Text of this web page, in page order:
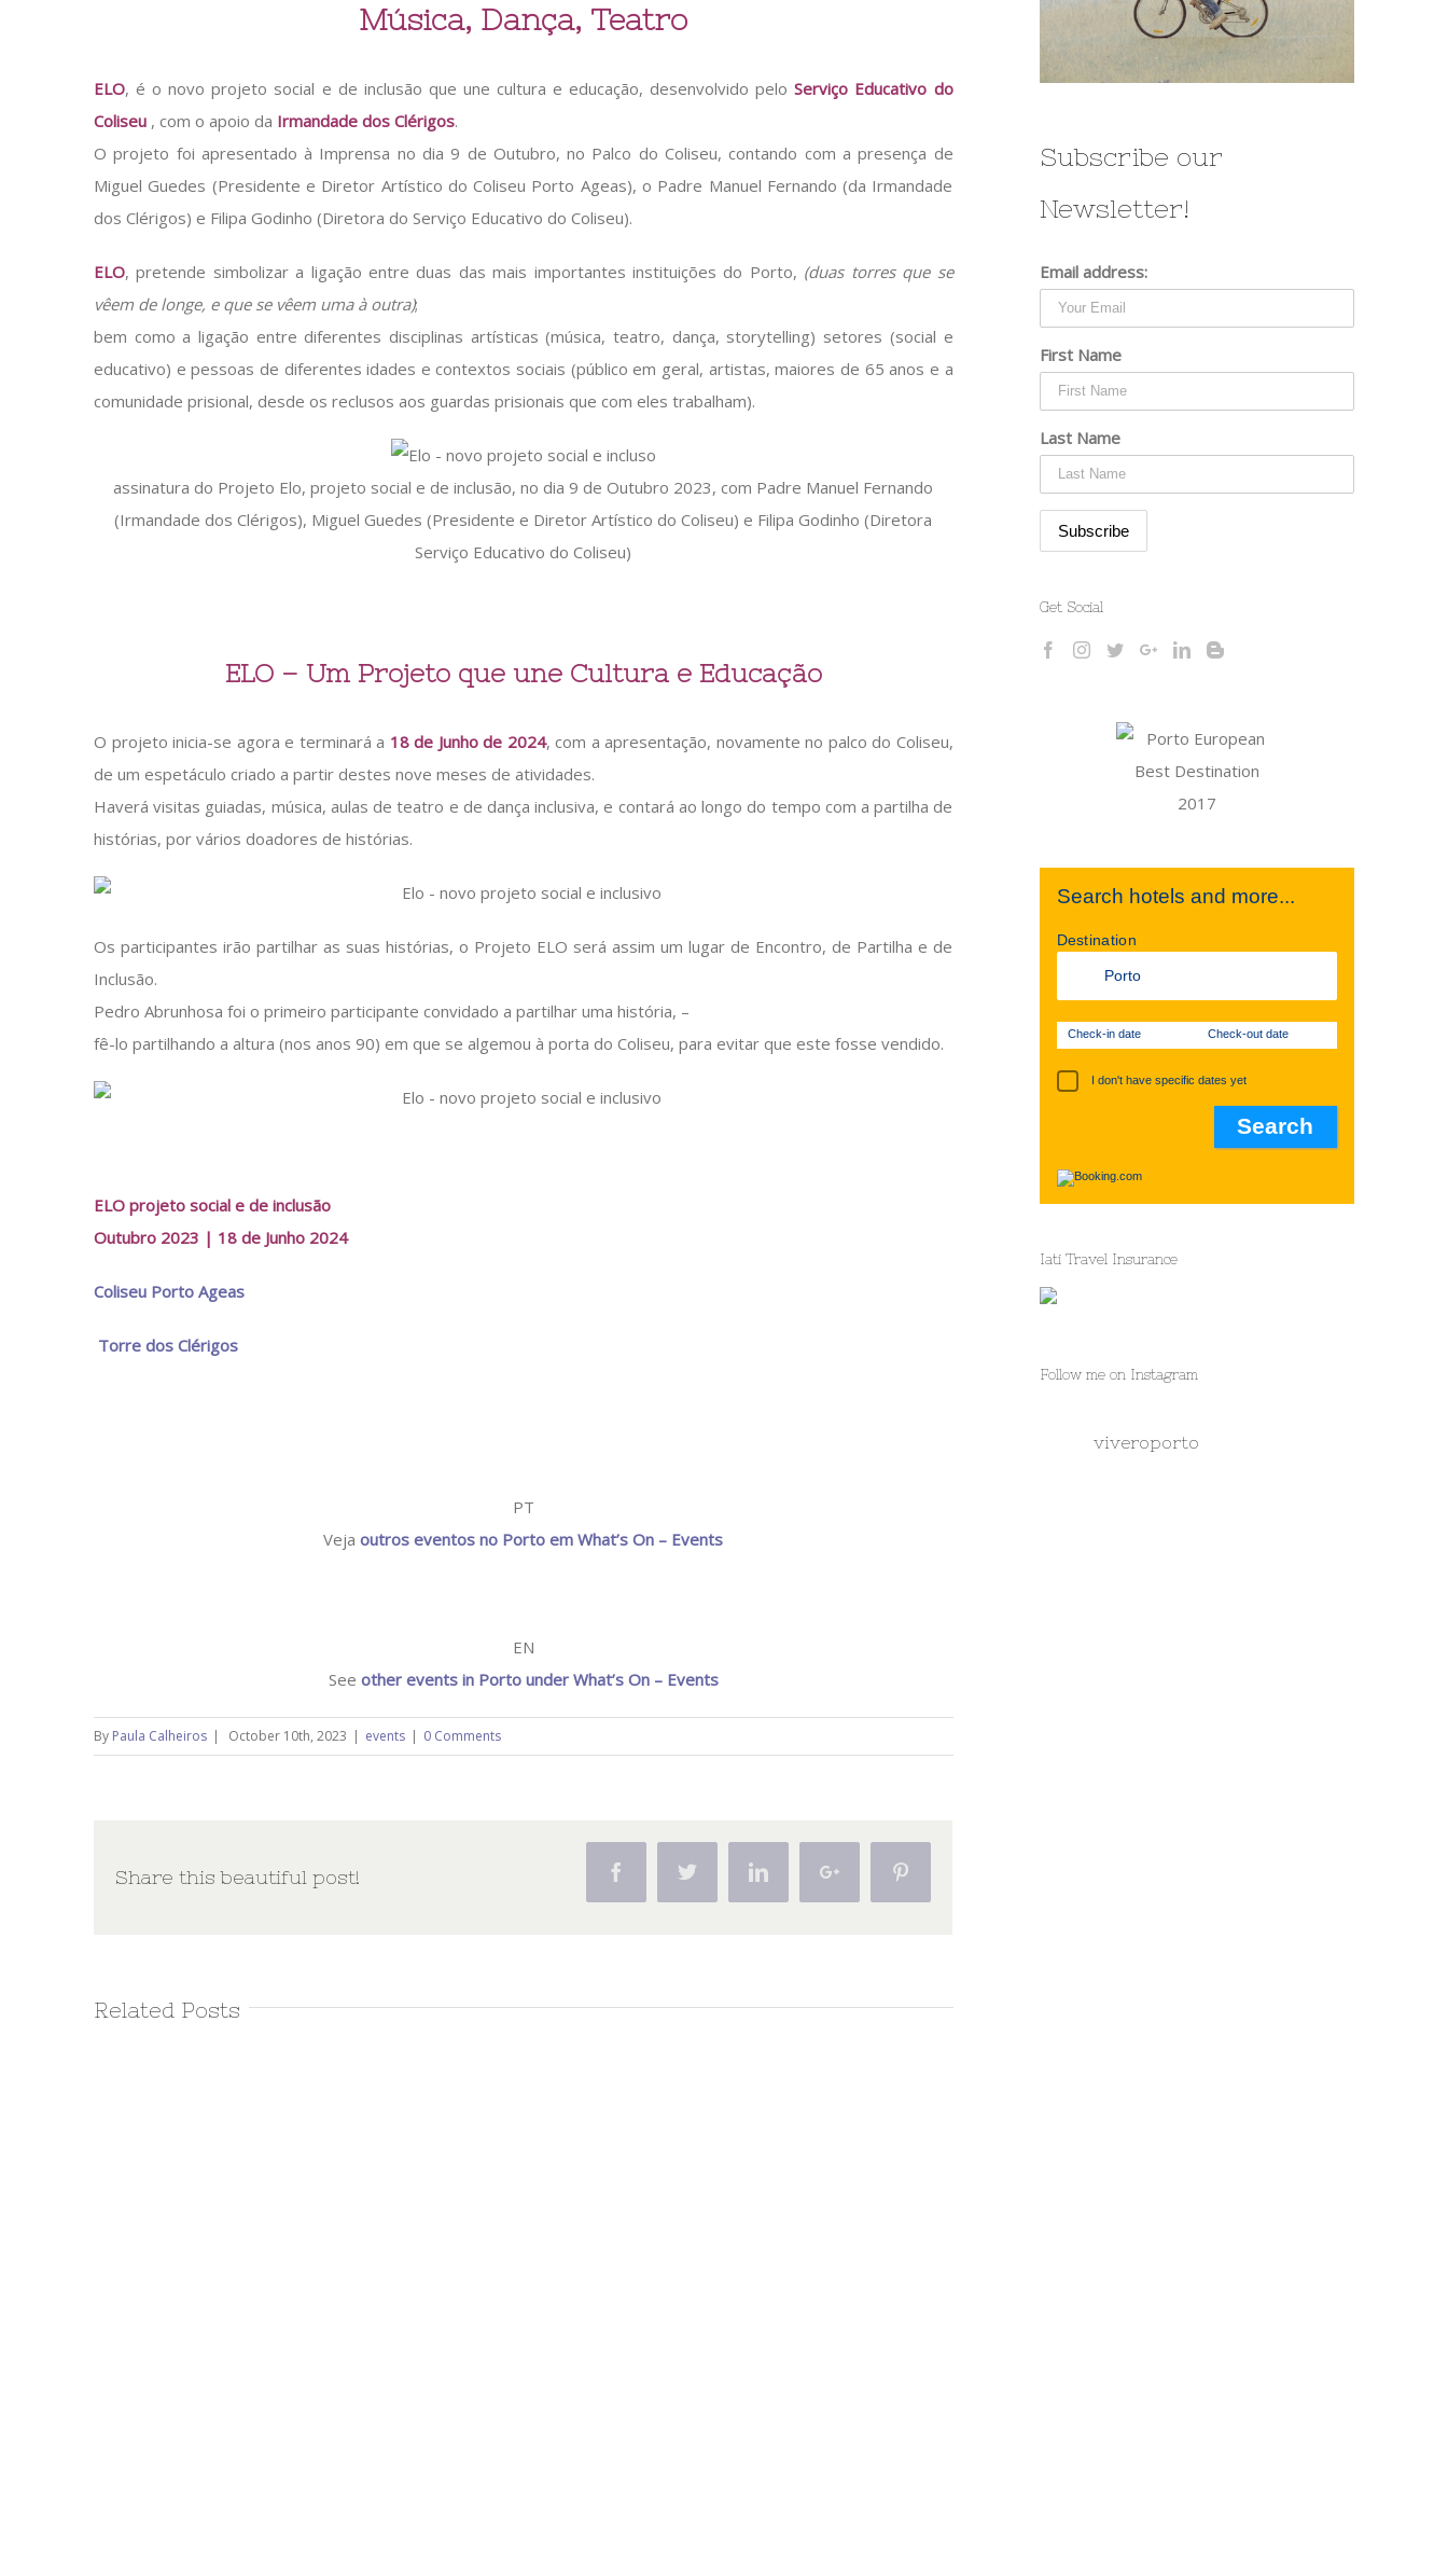
Música, Dança, Teatro
ELO, é o novo projeto social e de inclusão que une cultura e educação, desenvolvido peloServiço Educativo do
Coliseu , com o apoio da Irmandade dos Clérigos.
O projeto foi apresentado à Imprensa no dia 9 de Outubro, no Palco do Coliseu, contando com a presença de
Miguel Guedes (Presidente e Diretor Artístico do Coliseu Porto Ageas), o Padre Manuel Fernando (da Irmandade
dos Clérigos) e Filipa Godinho (Diretora do Serviço Educativo do Coliseu).
ELO, pretende simbolizar a ligação entre duas das mais importantes instituições do Porto, (duas torres que se
vêem de longe, e que se vêem uma à outra);
bem como a ligação entre diferentes disciplinas artísticas (música, teatro, dança, storytelling) setores (social e
educativo) e pessoas de diferentes idades e contextos sociais (público em geral, artistas, maiores de 65 anos e a
comunidade prisional, desde os reclusos aos guardas prisionais que com eles trabalham).
assinatura do Projeto Elo, projeto social e de inclusão, no dia 9 de Outubro 2023, com Padre Manuel Fernando
(Irmandade dos Clérigos), Miguel Guedes (Presidente e Diretor Artístico do Coliseu) e Filipa Godinho (Diretora
Serviço Educativo do Coliseu)
ELO – Um Projeto que une Cultura e Educação
O projeto inicia-se agora e terminará a 18 de Junho de 2024, com a apresentação, novamente no palco do Coliseu,
de um espetáculo criado a partir destes nove meses de atividades.
Haverá visitas guiadas, música, aulas de teatro e de dança inclusiva, e contará ao longo do tempo com a partilha de
histórias, por vários doadores de histórias.
Os participantes irão partilhar as suas histórias, o Projeto ELO será assim um lugar de Encontro, de Partilha e de
Inclusão.
Pedro Abrunhosa foi o primeiro participante convidado a partilhar uma história, –
fê-lo partilhando a altura (nos anos 90) em que se algemou à porta do Coliseu, para evitar que este fosse vendido.
ELO projeto social e de inclusão
Outubro 2023 | 18 de Junho 2024
Coliseu Porto Ageas
Torre dos Clérigos
PT
Vejaoutros eventos no Porto em What’s On – Events
EN
See other events in Porto under What’s On – Events
By Paula Calheiros October 10th, 2023 events 0 Comments
Share this beautiful post! Facebook Twitter LinkedinGoogle+
Related Posts
Subscribe our
Newsletter!
Email address:
First Name
Last Name
Get Social
Search hotels and more...
Destination
Check-in date Check-out date
I don't have specific dates yet
Iati Travel Insurance
Follow me on Instagram
viveroporto